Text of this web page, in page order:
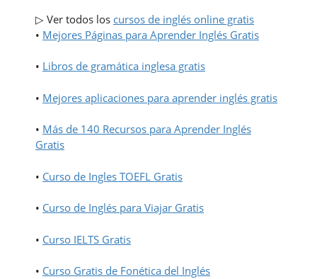
▷ Ver todos los cursos de inglés online gratis
• Mejores Páginas para Aprender Inglés Gratis
• Libros de gramática inglesa gratis
• Mejores aplicaciones para aprender inglés gratis
• Más de 140 Recursos para Aprender Inglés
Gratis
• Curso de Ingles TOEFL Gratis
• Curso de Inglés para Viajar Gratis
• Curso IELTS Gratis
• Curso Gratis de Fonética del Inglés